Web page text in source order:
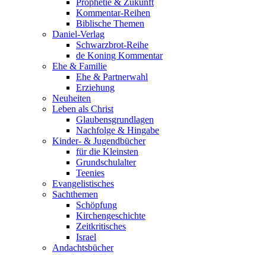
Prophetie & Zukunft
Kommentar-Reihen
Biblische Themen
Daniel-Verlag
Schwarzbrot-Reihe
de Koning Kommentar
Ehe & Familie
Ehe & Partnerwahl
Erziehung
Neuheiten
Leben als Christ
Glaubensgrundlagen
Nachfolge & Hingabe
Kinder- & Jugendbücher
für die Kleinsten
Grundschulalter
Teenies
Evangelistisches
Sachthemen
Schöpfung
Kirchengeschichte
Zeitkritisches
Israel
Andachtsbücher